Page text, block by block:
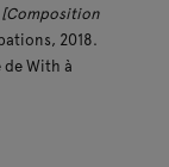
[Composition
2018.
With à